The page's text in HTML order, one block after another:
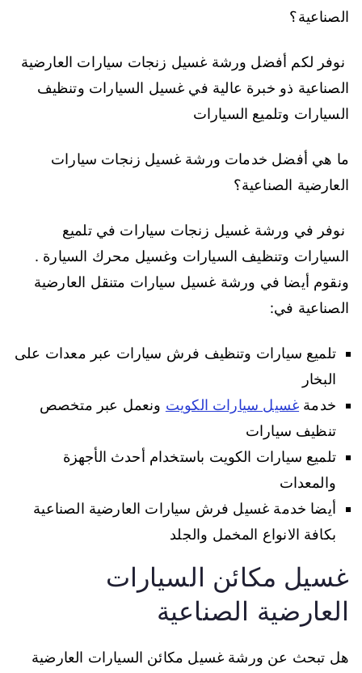
الصناعية؟
نوفر لكم أفضل ورشة غسيل زنجات سيارات العارضية
الصناعية ذو خبرة عالية في غسيل السيارات وتنظيف
السيارات وتلميع السيارات
ما هي أفضل خدمات ورشة غسيل زنجات سيارات
العارضية الصناعية؟
نوفر في ورشة غسيل زنجات سيارات في تلميع
السيارات وتنظيف السيارات وغسيل محرك السيارة .
ونقوم أيضا في ورشة غسيل سيارات متنقل العارضية
الصناعية في:
تلميع سيارات وتنظيف فرش سيارات عبر معدات على
البخار
خدمة غسيل سيارات الكويت ونعمل عبر متخصص
تنظيف سيارات
تلميع سيارات الكويت باستخدام أحدث الأجهزة
والمعدات
أيضا خدمة غسيل فرش سيارات العارضية الصناعية
بكافة الانواع المخمل والجلد
غسيل مكائن السيارات
العارضية الصناعية
هل تبحث عن ورشة غسيل مكائن السيارات العارضية